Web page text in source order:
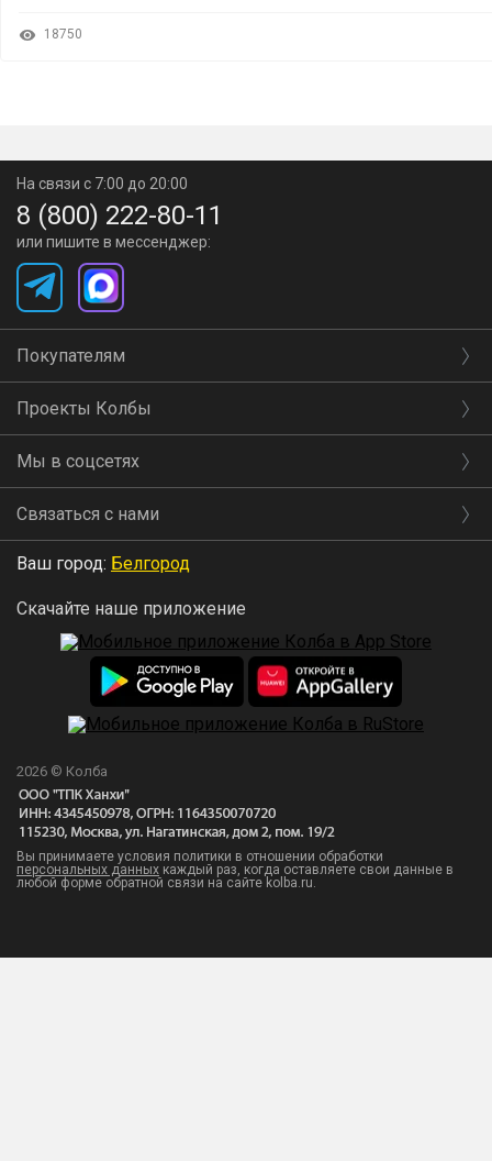
18750
На связи с 7:00 до 20:00
8 (800) 222-80-11
или пишите в мессенджер:
Покупателям
Проекты Колбы
Мы в соцсетях
Связаться с нами
Ваш город: Белгород
Скачайте наше приложение
2026 © Колба
Вы принимаете условия политики в отношении обработки
персональных данных каждый раз, когда оставляете свои данные в
любой форме обратной связи на сайте kolba.ru.